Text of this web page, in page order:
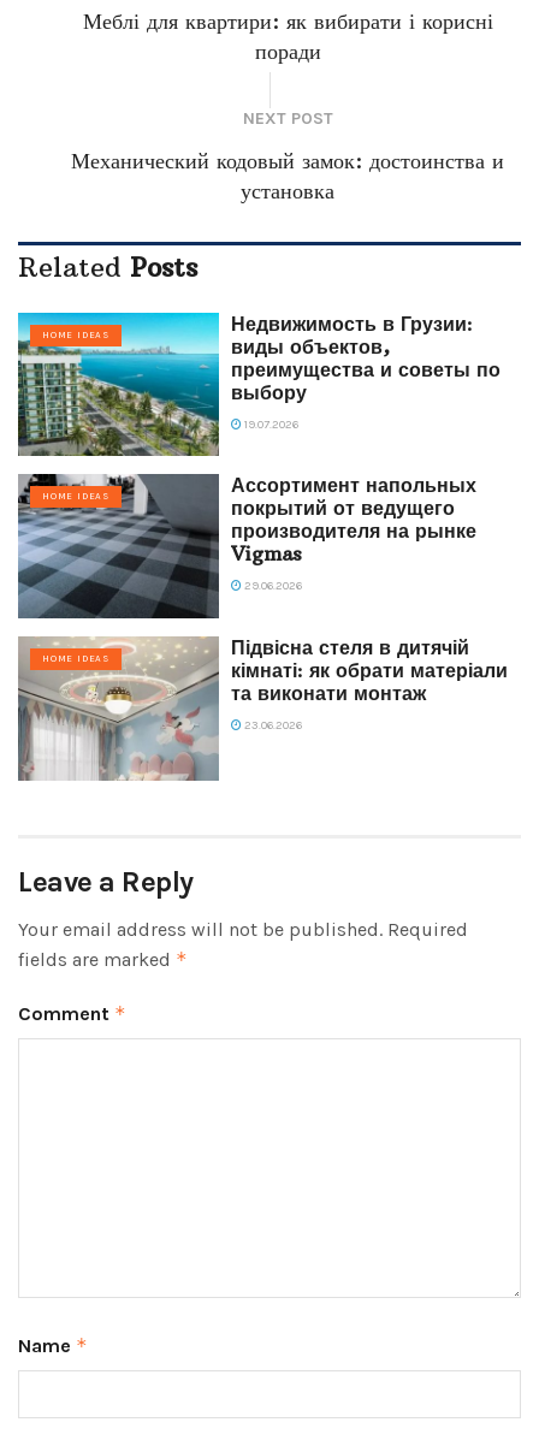
Меблі для квартири: як вибирати і корисні
поради
NEXT POST
Механический кодовый замок: достоинства и
установка
Related Posts
HOME IDEAS
Недвижимость в Грузии:
виды объектов,
преимущества и советы по
выбору
19.07.2026
HOME IDEAS
Ассортимент напольных
покрытий от ведущего
производителя на рынке
Vigmas
29.06.2026
HOME IDEAS
Підвісна стеля в дитячій
кімнаті: як обрати матеріали
та виконати монтаж
23.06.2026
Leave a Reply
Your email address will not be published. Required
fields are marked *
Comment *
Name *